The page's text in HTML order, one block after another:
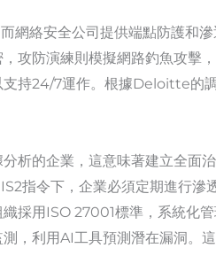
網絡安全公司提供端點防護和
攻防演練則模擬網路釣魚攻擊
支持24/7運作。根據Deloitte的
析的企業，這意味著建立全面
指令下，企業必須定期進行滲
採用ISO 27001標準，系統化
，利用AI工具預測潛在漏洞。